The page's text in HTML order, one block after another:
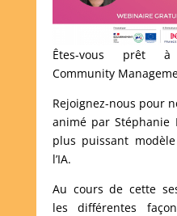
Êtes-vous prêt à
Community
Rejoignez-nous pour
animé par Stéphanie
plus puissant
l’IA.
Au cours de cette
les différentes